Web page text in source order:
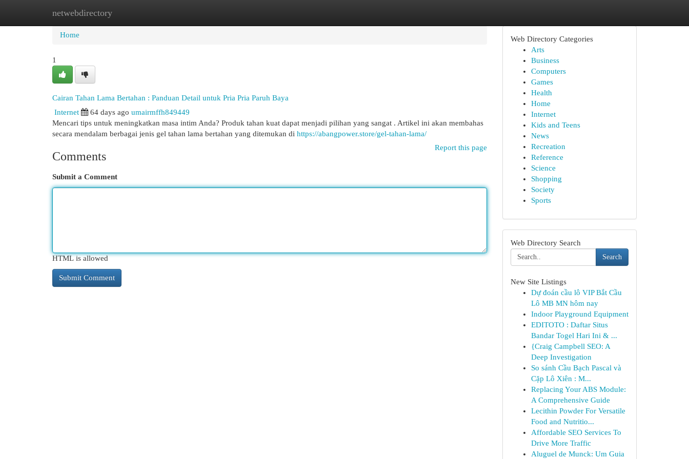
netwebdirectory
Home New Site Listings
Home
1
Cairan Tahan Lama Bertahan : Panduan Detail untuk Pria Pria Paruh Baya
Internet
64 days ago umairmffh849449
Mencari tips untuk meningkatkan masa intim Anda? Produk tahan kuat dapat menjadi pilihan yang sangat . Artikel ini akan membahas
secara mendalam berbagai jenis gel tahan lama bertahan yang ditemukan di https://abangpower.store/gel-tahan-lama/
Report this page
Comments
Submit a Comment
HTML is allowed
Web Directory Categories
Arts
Business
Computers
Games
Health
Home
Internet
Kids and Teens
News
Recreation
Reference
Science
Shopping
Society
Sports
Web Directory Search
Search
New Site Listings
Dự đoán cầu lô VIP Bắt Cầu
Lô MB MN hôm nay
Indoor Playground Equipment
EDITOTO : Daftar Situs
Bandar Togel Hari Ini & ...
{Craig Campbell SEO: A
Deep Investigation
So sánh Cầu Bạch Pascal và
Cặp Lô Xiên : M...
Replacing Your ABS Module:
A Comprehensive Guide
Lecithin Powder For Versatile
Food and Nutritio...
Affordable SEO Services To
Drive More Traffic
Aluguel de Munck: Um Guia